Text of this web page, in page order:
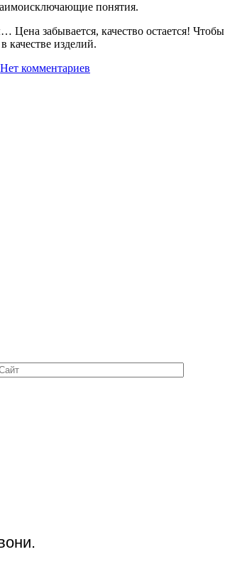
понятия.
забывается, качество остается!
качестве изделий.
Нет комментариев